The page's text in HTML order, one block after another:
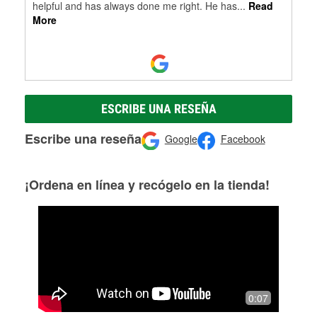
helpful and has always done me right. He has... Read
More
ESCRIBE UNA RESEÑA
Escribe una reseña Google Facebook
¡Ordena en línea y recógelo en la tienda!
0:07